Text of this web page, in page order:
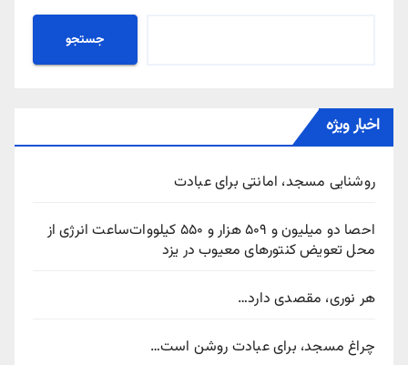
جستجو
اخبار ویژه
روشنایی مسجد، امانتی برای عبادت
احصا دو میلیون و ۵۰۹ هزار و ۵۵۰ کیلووات‌ساعت انرژی از
محل تعویض کنتورهای معیوب در یزد
هر نوری، مقصدی دارد…
چراغ مسجد، برای عبادت روشن است…